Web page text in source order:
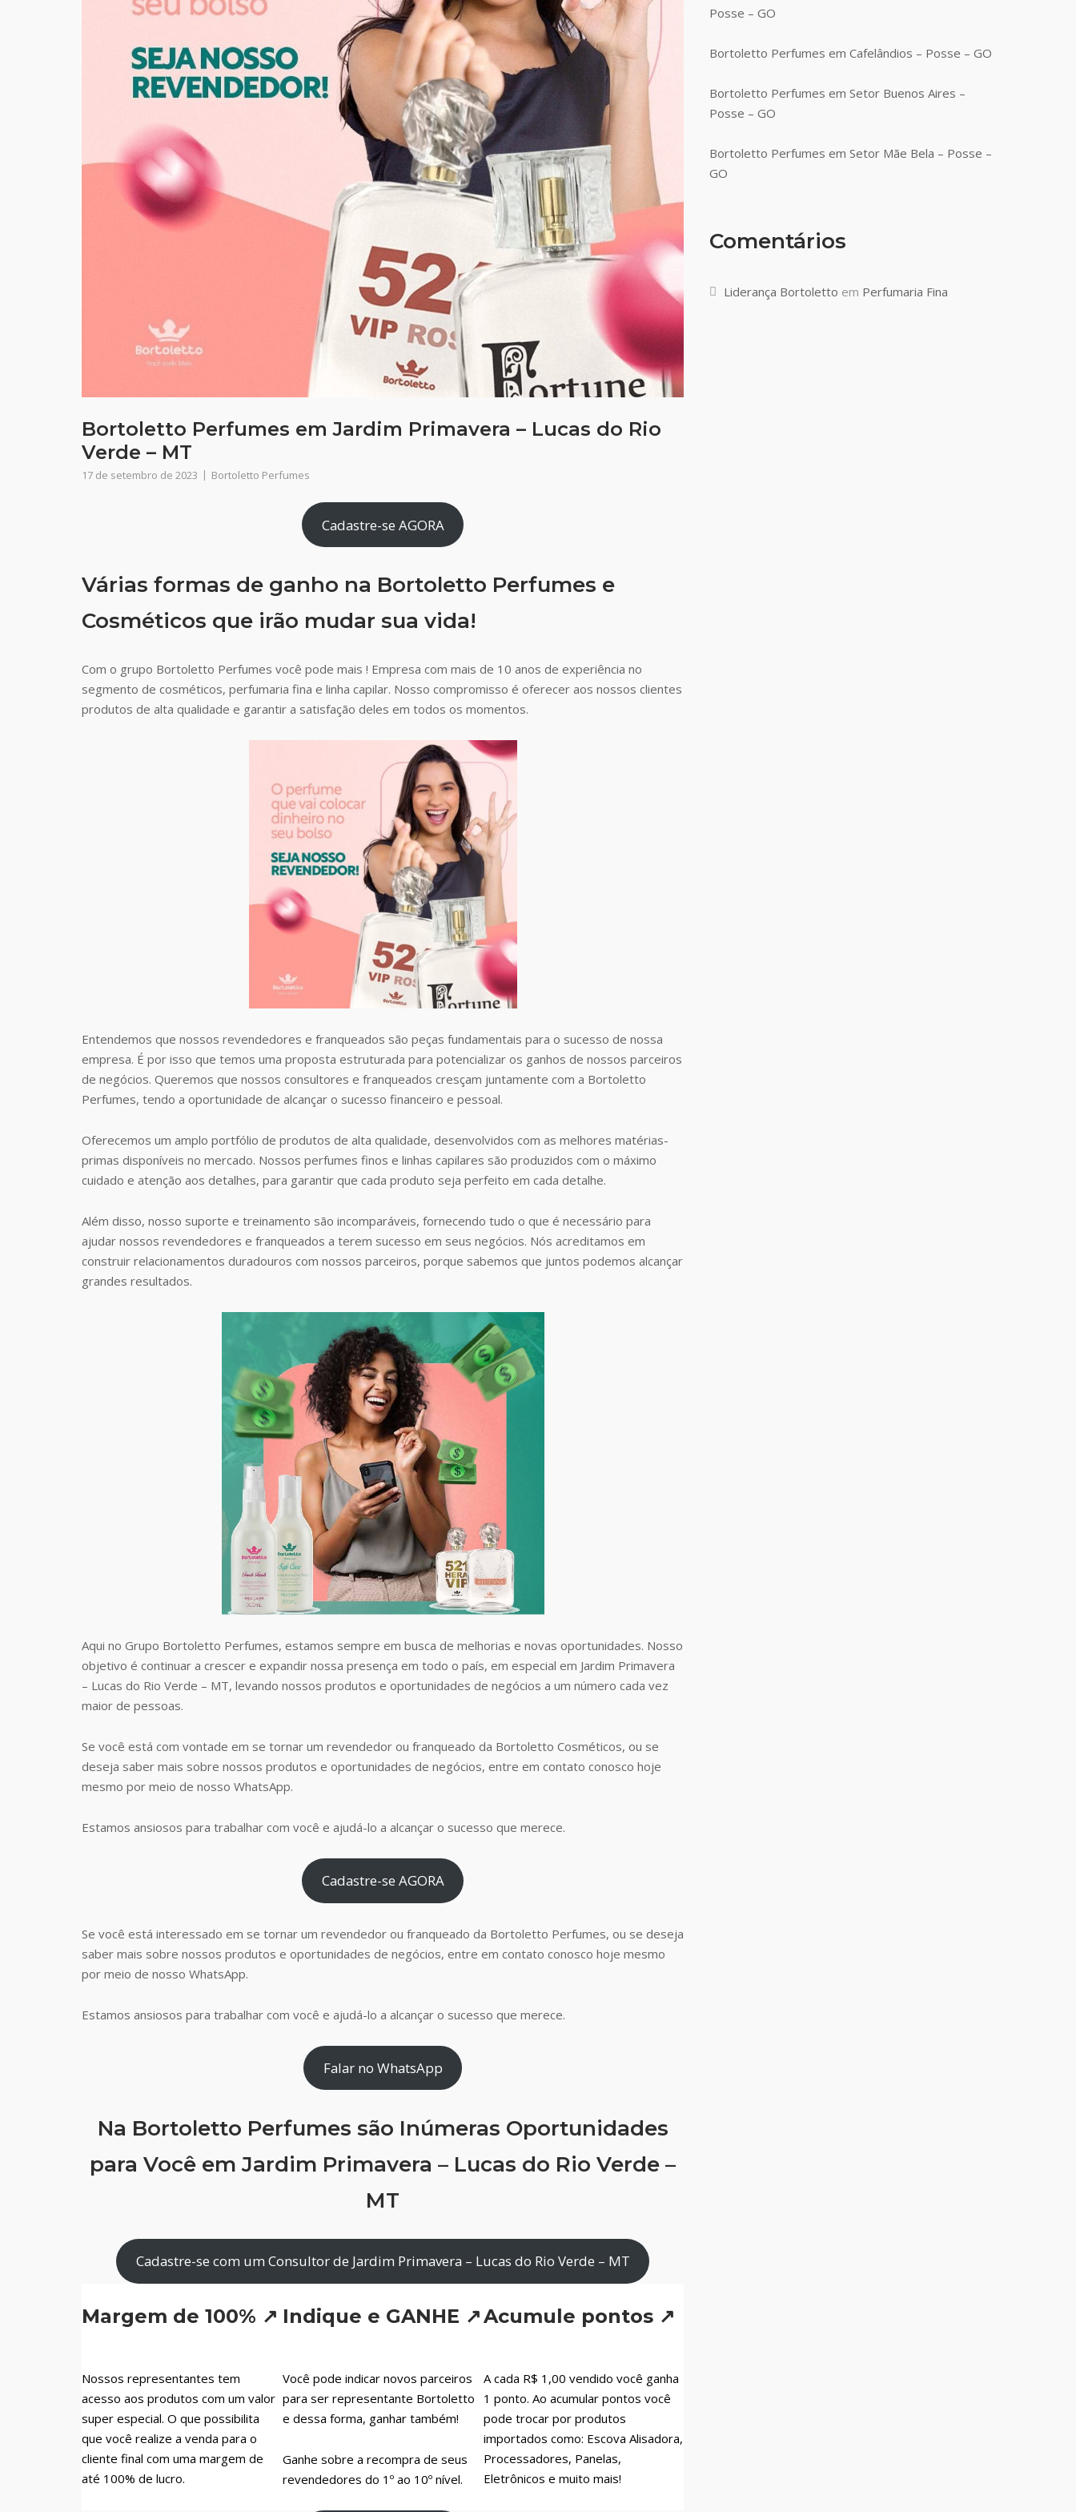
Bortoletto Perfumes em Jardim Primavera – Lucas do Rio
Verde – MT
17 de setembro de 2023 Bortoletto Perfumes
Cadastre-se AGORA
Várias formas de ganho na Bortoletto Perfumes e
Cosméticos que irão mudar sua vida!
Com o grupo Bortoletto Perfumes você pode mais ! Empresa com mais de 10 anos de experiência no
segmento de cosméticos, perfumaria fina e linha capilar. Nosso compromisso é oferecer aos nossos clientes
produtos de alta qualidade e garantir a satisfação deles em todos os momentos.
Entendemos que nossos revendedores e franqueados são peças fundamentais para o sucesso de nossa
empresa. É por isso que temos uma proposta estruturada para potencializar os ganhos de nossos parceiros
de negócios. Queremos que nossos consultores e franqueados cresçam juntamente com a Bortoletto
Perfumes, tendo a oportunidade de alcançar o sucesso financeiro e pessoal.
Oferecemos um amplo portfólio de produtos de alta qualidade, desenvolvidos com as melhores matérias-
primas disponíveis no mercado. Nossos perfumes finos e linhas capilares são produzidos com o máximo
cuidado e atenção aos detalhes, para garantir que cada produto seja perfeito em cada detalhe.
Além disso, nosso suporte e treinamento são incomparáveis, fornecendo tudo o que é necessário para
ajudar nossos revendedores e franqueados a terem sucesso em seus negócios. Nós acreditamos em
construir relacionamentos duradouros com nossos parceiros, porque sabemos que juntos podemos alcançar
grandes resultados.
Aqui no Grupo Bortoletto Perfumes, estamos sempre em busca de melhorias e novas oportunidades. Nosso
objetivo é continuar a crescer e expandir nossa presença em todo o país, em especial em Jardim Primavera
– Lucas do Rio Verde – MT, levando nossos produtos e oportunidades de negócios a um número cada vez
maior de pessoas.
Se você está com vontade em se tornar um revendedor ou franqueado da Bortoletto Cosméticos, ou se
deseja saber mais sobre nossos produtos e oportunidades de negócios, entre em contato conosco hoje
mesmo por meio de nosso WhatsApp.
Estamos ansiosos para trabalhar com você e ajudá-lo a alcançar o sucesso que merece.
Cadastre-se AGORA
Se você está interessado em se tornar um revendedor ou franqueado da Bortoletto Perfumes, ou se deseja
saber mais sobre nossos produtos e oportunidades de negócios, entre em contato conosco hoje mesmo
por meio de nosso WhatsApp.
Estamos ansiosos para trabalhar com você e ajudá-lo a alcançar o sucesso que merece.
Falar no WhatsApp
Na Bortoletto Perfumes são Inúmeras Oportunidades
para Você em Jardim Primavera – Lucas do Rio Verde –
MT
Cadastre-se com um Consultor de Jardim Primavera – Lucas do Rio Verde – MT
Margem de 100% ↗
Nossos representantes tem
acesso aos produtos com um valor
super especial. O que possibilita
que você realize a venda para o
cliente final com uma margem de
até 100% de lucro.
Indique e GANHE ↗
Você pode indicar novos parceiros
para ser representante Bortoletto
e dessa forma, ganhar também!
Ganhe sobre a recompra de seus
revendedores do 1º ao 10º nível.
Acumule pontos ↗
A cada R$ 1,00 vendido você ganha
1 ponto. Ao acumular pontos você
pode trocar por produtos
importados como: Escova Alisadora,
Processadores, Panelas,
Eletrônicos e muito mais!
Posse – GO
Bortoletto Perfumes em Cafelândios – Posse – GO
Bortoletto Perfumes em Setor Buenos Aires –
Posse – GO
Bortoletto Perfumes em Setor Mãe Bela – Posse –
GO
Comentários
Liderança Bortoletto em Perfumaria Fina